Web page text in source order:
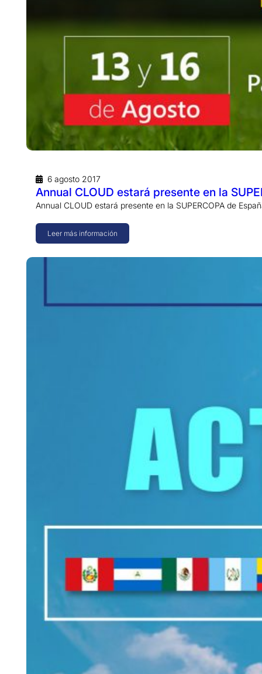
6 agosto 2017
Annual CLOUD estará presente en la
Annual CLOUD estará presente en la SUPERCOPA de
Leer más información